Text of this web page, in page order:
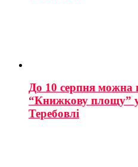
До 10 серпня можна
“Книжкову площу”
Теребовлі